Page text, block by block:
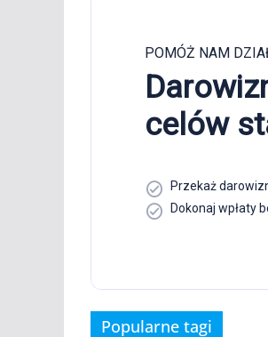
Popularne tagi